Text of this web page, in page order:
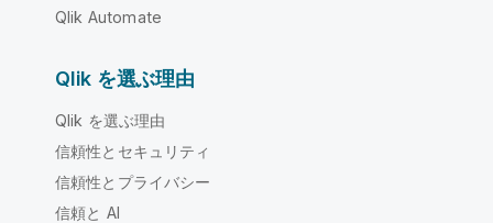
Qlik Automate
Qlik を選ぶ理由
Qlik を選ぶ理由
信頼性とセキュリティ
信頼性とプライバシー
信頼と AI